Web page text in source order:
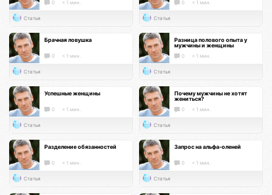
0 < 1 мин.
Статья
0 < 1 мин.
Статья
Брачная ловушка
0 < 1 мин.
Статья
Разница полового опыта у
мужчины и женщины
0 < 1 мин.
Статья
Успешные женщины
0 < 1 мин.
Статья
Почему мужчины не хотят
жениться?
0 < 1 мин.
Статья
Разделение обязанностей
0 < 1 мин.
Статья
Запрос на альфа-оленей
0 < 1 мин.
Статья